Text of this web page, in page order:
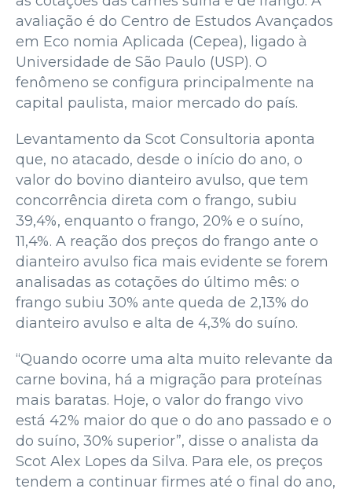
avaliação é do Centro de Estudos Avançados
em Eco nomia Aplicada (Cepea), ligado à
Universidade de São Paulo (USP). O
fenômeno se configura principalmente na
capital paulista, maior mercado do país.
Levantamento da Scot Consultoria aponta
que, no atacado, desde o início do ano, o
valor do bovino dianteiro avulso, que tem
concorrência direta com o frango, subiu
39,4%, enquanto o frango, 20% e o suíno,
11,4%. A reação dos preços do frango ante o
dianteiro avulso fica mais evidente se forem
analisadas as cotações do último mês: o
frango subiu 30% ante queda de 2,13% do
dianteiro avulso e alta de 4,3% do suíno.
“Quando ocorre uma alta muito relevante da
carne bovina, há a migração para proteínas
mais baratas. Hoje, o valor do frango vivo
está 42% maior do que o do ano passado e o
do suíno, 30% superior”, disse o analista da
Scot Alex Lopes da Silva. Para ele, os preços
tendem a continuar firmes até o final do ano,